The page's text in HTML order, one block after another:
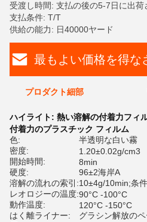
受渡し時間: 支払の後の5-7日に出荷
支払条件: T/T
供給の能力: 日40000ヤード
最もよい価格を得な
プロダクト細部
ハイライト: 熱い溶解の付着力フィ
付着力のプラスチック フィルム
色:
半透明な白い霧
密度:
1.20±0.02g/cm3
開始時間:
8min
硬度:
96±2海岸A
溶解の流れの索引:10±4g/10min;条
レオロジーの温度:90°C -100°C
動作温度:
120°C -150°C
はく離ライナー:
グラシン解放の